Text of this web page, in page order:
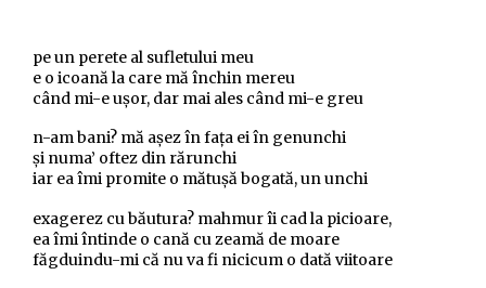
pe un perete al sufletului meu
e o icoană la care mă închin mereu
când mi-e ușor, dar mai ales când mi-e greu
n-am bani? mă așez în fața ei în genunchi
și numa’ oftez din rărunchi
iar ea îmi promite o mătușă bogată, un unchi
exagerez cu băutura? mahmur îi cad la picioare,
ea îmi întinde o cană cu zeamă de moare
făgduindu-mi că nu va fi nicicum o dată viitoare